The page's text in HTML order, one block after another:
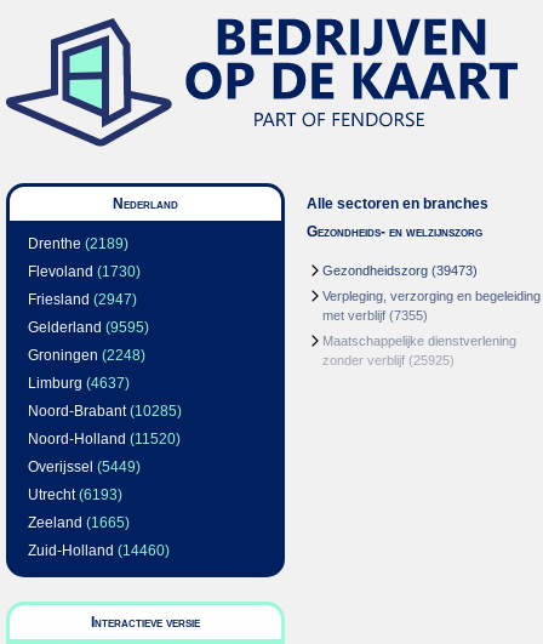
Nederland
Drenthe (2189)
Flevoland (1730)
Friesland (2947)
Gelderland (9595)
Groningen (2248)
Limburg (4637)
Noord-Brabant(10285)
Noord-Holland (11520)
Overijssel (5449)
Utrecht(6193)
Zeeland (1665)
Zuid-Holland (14460)
Interactieve versie
Alle sectoren en branches
Gezondheids- en welzijnszorg
Gezondheidszorg (39473)
Verpleging, verzorging en begeleiding
met verblijf (7355)
Maatschappelijke dienstverlening
zonder verblijf (25925)